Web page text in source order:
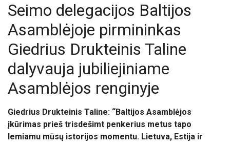
Seimo delegacijos Baltijos
Asamblėjoje pirmininkas
Giedrius Drukteinis Taline
dalyvauja jubiliejiniame
Asamblėjos renginyje
Giedrius Drukteinis Taline: “Baltijos Asamblėjos
įkūrimas prieš trisdešimt penkerius metus tapo
lemiamu mūsų istorijos momentu. Lietuva, Estija ir